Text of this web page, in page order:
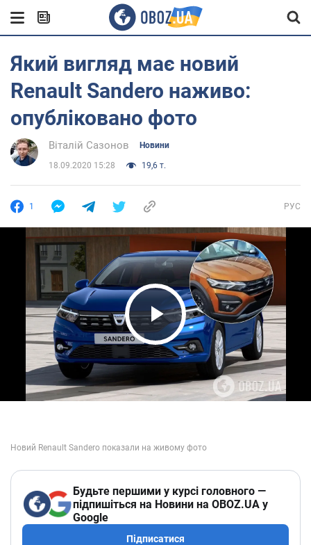
Який вигляд має новий
Renault Sandero наживо:
опубліковано фото
Віталій Сазонов Новини
18.09.2020 15:28 19,6 т.
1 РУС
Play Video
Будьте першими у курсі головного —
підпишіться на Новини на OBOZ.UA у
Google
Підписатися